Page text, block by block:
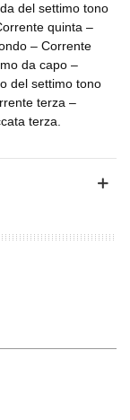
del settimo tono
quinta –
– Corrente
da capo –
del settimo tono
terza –
terza.